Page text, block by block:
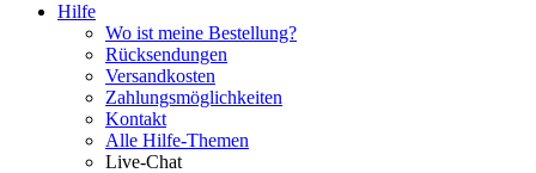
Hilfe
Wo ist meine Bestellung?
Rücksendungen
Versandkosten
Zahlungsmöglichkeiten
Kontakt
Alle Hilfe-Themen
Live-Chat